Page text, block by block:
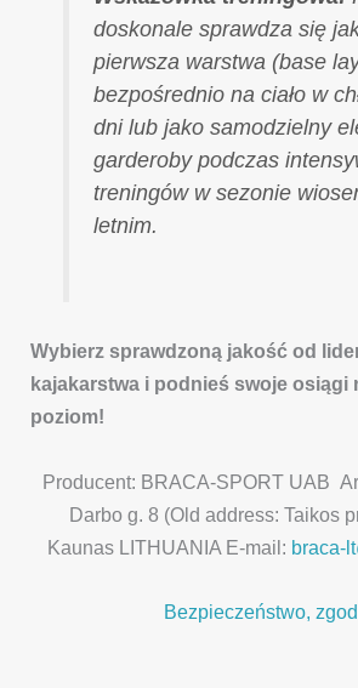
doskonale sprawdza się
pierwsza warstwa (base
bezpośrednio na ciało w
dni lub jako samodzielny
garderoby podczas
treningów w sezonie
letnim.
Wybierz sprawdzoną jakość od
kajakarstwa i podnieś swoje osiągi
poziom!
Producent: BRACA-SPORT UAB
Darbo g. 8 (Old address: Taikos
Kaunas LITHUANIA E-mail: braca-
Bezpieczeństwo,